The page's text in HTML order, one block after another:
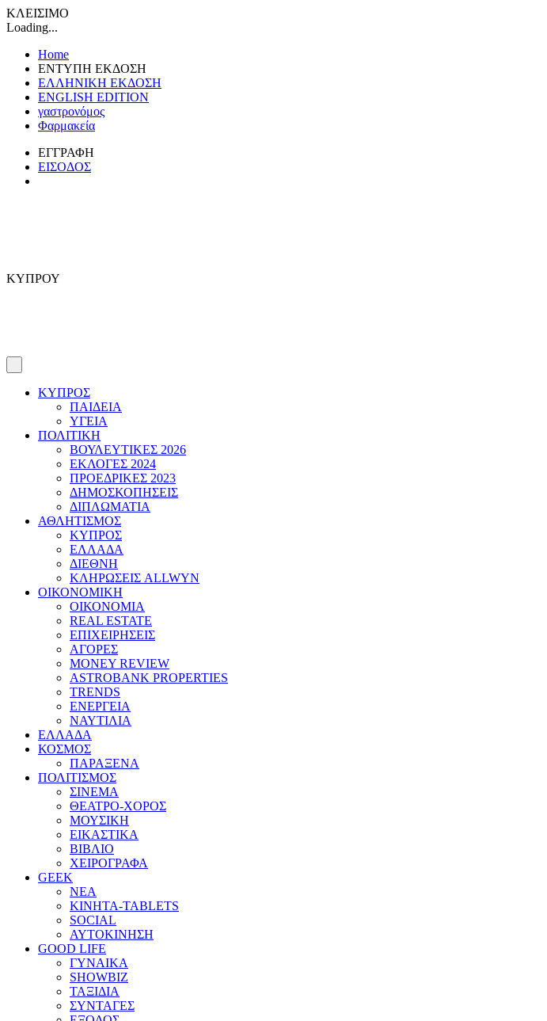
ΚΛΕΙΣΙΜΟ
Loading...
Home
ΕΝΤΥΠΗ ΕΚΔΟΣΗ
ΕΛΛΗΝΙΚΗ ΕΚΔΟΣΗ
ENGLISH EDITION
γαστρονόμος
Φαρμακεία
ΕΓΓΡΑΦΗ
ΕΙΣΟΔΟΣ
ΚΥΠΡΟΥ
ΚΥΠΡΟΣ
ΠΑΙΔΕΙΑ
ΥΓΕΙΑ
ΠΟΛΙΤΙΚΗ
ΒΟΥΛΕΥΤΙΚΕΣ 2026
ΕΚΛΟΓΕΣ 2024
ΠΡΟΕΔΡΙΚΕΣ 2023
ΔΗΜΟΣΚΟΠΗΣΕΙΣ
ΔΙΠΛΩΜΑΤΙΑ
ΑΘΛΗΤΙΣΜΟΣ
ΚΥΠΡΟΣ
ΕΛΛΑΔΑ
ΔΙΕΘΝΗ
ΚΛΗΡΩΣΕΙΣ ALLWYN
ΟΙΚΟΝΟΜΙΚΗ
ΟΙΚΟΝΟΜΙΑ
REAL ESTATE
ΕΠΙΧΕΙΡΗΣΕΙΣ
ΑΓΟΡΕΣ
MONEY REVIEW
ASTROBANK PROPERTIES
TRENDS
ΕΝΕΡΓΕΙΑ
ΝΑΥΤΙΛΙΑ
ΕΛΛΑΔΑ
ΚΟΣΜΟΣ
ΠΑΡΑΞΕΝΑ
ΠΟΛΙΤΙΣΜΟΣ
ΣΙΝΕΜΑ
ΘΕΑΤΡΟ-ΧΟΡΟΣ
ΜΟΥΣΙΚΗ
ΕΙΚΑΣΤΙΚΑ
ΒΙΒΛΙΟ
ΧΕΙΡΟΓΡΑΦΑ
GEEK
ΝΕΑ
ΚΙΝΗΤΑ-TABLETS
SOCIAL
ΑΥΤΟΚΙΝΗΣΗ
GOOD LIFE
ΓΥΝΑΙΚΑ
SHOWBIZ
ΤΑΞΙΔΙΑ
ΣΥΝΤΑΓΕΣ